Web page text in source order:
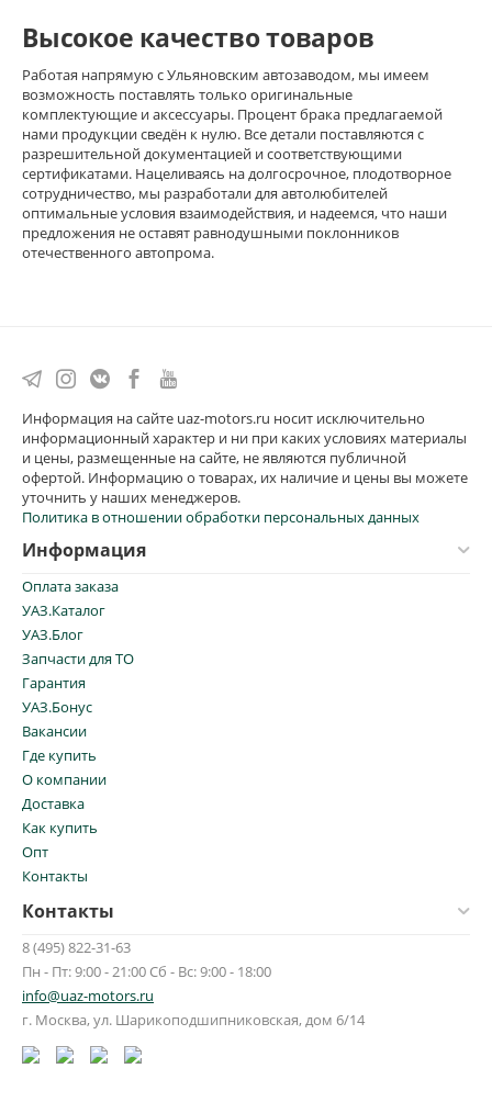
Высокое качество товаров
Работая напрямую с Ульяновским автозаводом, мы имеем
возможность поставлять только оригинальные
комплектующие и аксессуары. Процент брака предлагаемой
нами продукции сведён к нулю. Все детали поставляются с
разрешительной документацией и соответствующими
сертификатами. Нацеливаясь на долгосрочное, плодотворное
сотрудничество, мы разработали для автолюбителей
оптимальные условия взаимодействия, и надеемся, что наши
предложения не оставят равнодушными поклонников
отечественного автопрома.
Информация на сайте uaz-motors.ru носит исключительно
информационный характер и ни при каких условиях материалы
и цены, размещенные на сайте, не являются публичной
офертой. Информацию о товарах, их наличие и цены вы можете
уточнить у наших менеджеров.
Политика в отношении обработки персональных данных
Информация
Оплата заказа
УАЗ.Каталог
УАЗ.Блог
Запчасти для ТО
Гарантия
УАЗ.Бонус
Вакансии
Где купить
О компании
Доставка
Как купить
Опт
Контакты
Контакты
8 (495) 822-31-63
Пн - Пт: 9:00 - 21:00 Сб - Вс: 9:00 - 18:00
info@uaz-motors.ru
г. Москва, ул. Шарикоподшипниковская, дом 6/14